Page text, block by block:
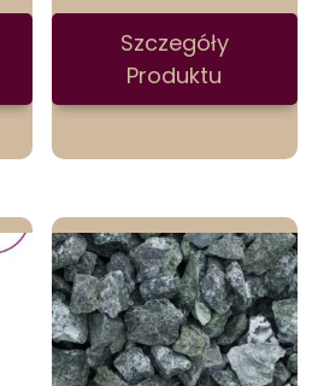
Szczegóły
Produktu